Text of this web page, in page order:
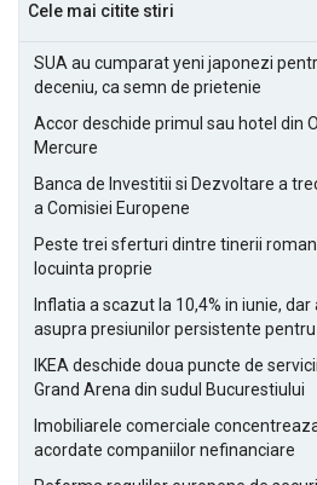
Cele mai citite stiri
SUA au cumparat yeni japonezi
deceniu, ca semn de prietenie
Accor deschide primul sau hotel din
Mercure
Banca de Investitii si Dezvoltare a
a Comisiei Europene
Peste trei sferturi dintre tinerii
locuinta proprie
Inflatia a scazut la 10,4% in iunie,
asupra presiunilor persistente
IKEA deschide doua puncte de
Grand Arena din sudul Bucurestiului
Imobiliarele comerciale
acordate companiilor nefinanciare